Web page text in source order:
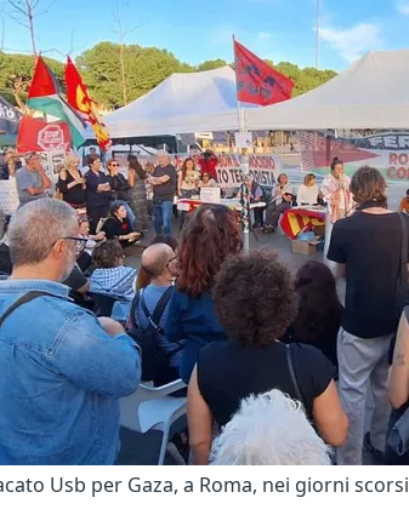
Usb per Gaza, a Roma, nei giorni scorsi